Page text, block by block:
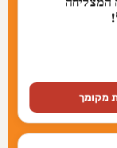
מקומך